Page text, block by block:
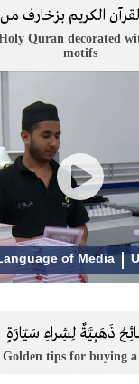
الكريم بزخارف
Quran decorated
motifs
of Media
ذَهَبِيَّةٌ لِشِراءِ سَيّارَةٍ
Golden tips for buying